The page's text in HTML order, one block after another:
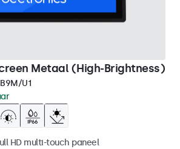
Metaal (High-Brightness)
U1
HD multi-touch paneel